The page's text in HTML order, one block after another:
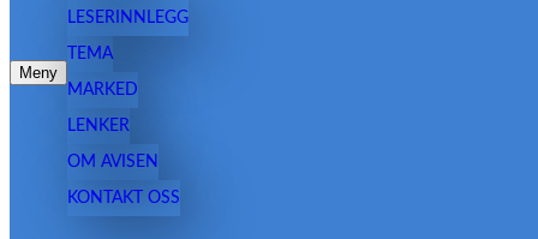
Meny
LESERINNLEGG
TEMA
MARKED
LENKER
OM AVISEN
KONTAKT OSS